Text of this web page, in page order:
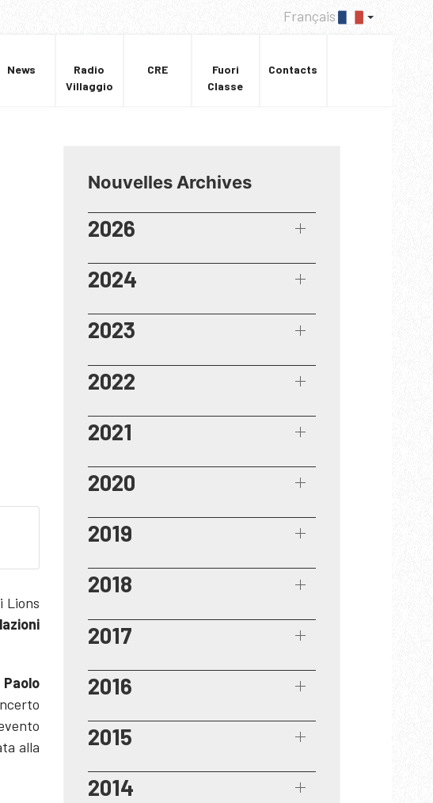
Français
News
Radio
Villaggio
CRE
Fuori
Classe
Contacts
Lions
alla
Nouvelles Archives
2026
2024
2023
2022
2021
2020
2019
2018
2017
2016
2015
2014